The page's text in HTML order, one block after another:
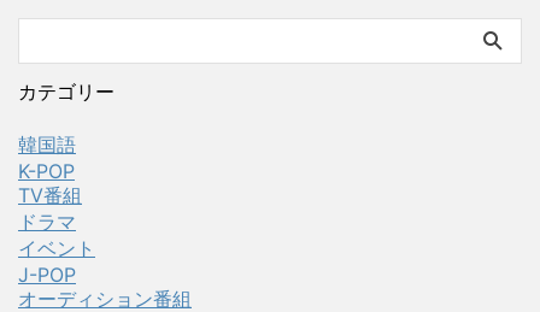
カテゴリー
韓国語
K-POP
TV番組
ドラマ
イベント
J-POP
オーディション番組